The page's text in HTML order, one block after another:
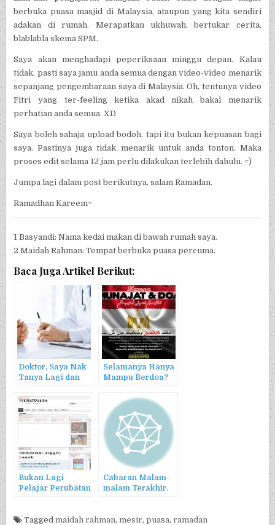
berbuka puasa masjid di Malaysia, ataupun yang kita sendiri
adakan di rumah. Merapatkan ukhuwah, bertukar cerita,
blablabla skema SPM.
Saya akan menghadapi peperiksaan minggu depan. Kalau
tidak, pasti saya jamu anda semua dengan video-video menarik
sepanjang pengembaraan saya di Malaysia. Oh, tentunya video
Fitri yang ter-feeling ketika akad nikah bakal menarik
perhatian anda semua. XD
Saya boleh sahaja upload bodoh, tapi itu bukan kepuasan bagi
saya. Pastinya juga tidak menarik untuk anda tonton. Maka
proses edit selama 12 jam perlu dilakukan terlebih dahulu. =)
Jumpa lagi dalam post berikutnya, salam Ramadan.
Ramadhan Kareem~
1 Basyandi: Nama kedai makan di bawah rumah saya.
2 Maidah Rahman: Tempat berbuka puasa percuma.
Baca Juga Artikel Berikut:
Doktor, Saya Nak
Tanya Lagi dan
Selamanya Hanya
Mampu Berdoa?
Bukan Lagi
Pelajar Perubatan
Cabaran Malam-
malam Terakhir.
Tagged maidah rahman, mesir,puasa,ramadan